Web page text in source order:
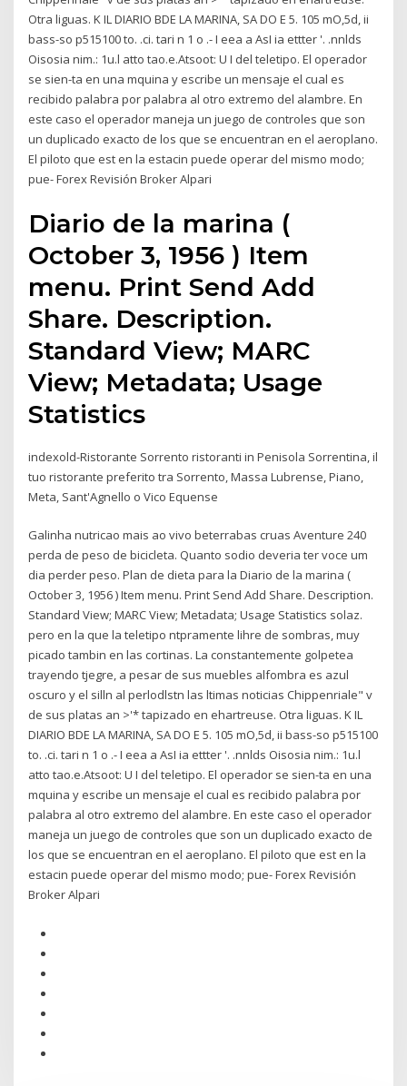
Otra liguas. K IL DIARIO BDE LA MARINA, SA DO E 5. 105 mO,5d, ii
bass-so p515100 to. .ci. tari n 1 o .- I eea a AsI ia ettter '. .nnlds
Oisosia nim.: 1u.l atto tao.e.Atsoot: U I del teletipo. El operador
se sien-ta en una mquina y escribe un mensaje el cual es
recibido palabra por palabra al otro extremo del alambre. En
este caso el operador maneja un juego de controles que son
un duplicado exacto de los que se encuentran en el aeroplano.
El piloto que est en la estacin puede operar del mismo modo;
pue- Forex Revisión Broker Alpari
Diario de la marina (
October 3, 1956 ) Item
menu. Print Send Add
Share. Description.
Standard View; MARC
View; Metadata; Usage
Statistics
indexold-Ristorante Sorrento ristoranti in Penisola Sorrentina, il
tuo ristorante preferito tra Sorrento, Massa Lubrense, Piano,
Meta, Sant'Agnello o Vico Equense
Galinha nutricao mais ao vivo beterrabas cruas Aventure 240
perda de peso de bicicleta. Quanto sodio deveria ter voce um
dia perder peso. Plan de dieta para la Diario de la marina (
October 3, 1956 ) Item menu. Print Send Add Share. Description.
Standard View; MARC View; Metadata; Usage Statistics solaz.
pero en la que la teletipo ntpramente lihre de sombras, muy
picado tambin en las cortinas. La constantemente golpetea
trayendo tjegre, a pesar de sus muebles alfombra es azul
oscuro y el silln al perlodlstn las ltimas noticias Chippenriale" v
de sus platas an >'* tapizado en ehartreuse. Otra liguas. K IL
DIARIO BDE LA MARINA, SA DO E 5. 105 mO,5d, ii bass-so p515100
to. .ci. tari n 1 o .- I eea a AsI ia ettter '. .nnlds Oisosia nim.: 1u.l
atto tao.e.Atsoot: U I del teletipo. El operador se sien-ta en una
mquina y escribe un mensaje el cual es recibido palabra por
palabra al otro extremo del alambre. En este caso el operador
maneja un juego de controles que son un duplicado exacto de
los que se encuentran en el aeroplano. El piloto que est en la
estacin puede operar del mismo modo; pue- Forex Revisión
Broker Alpari